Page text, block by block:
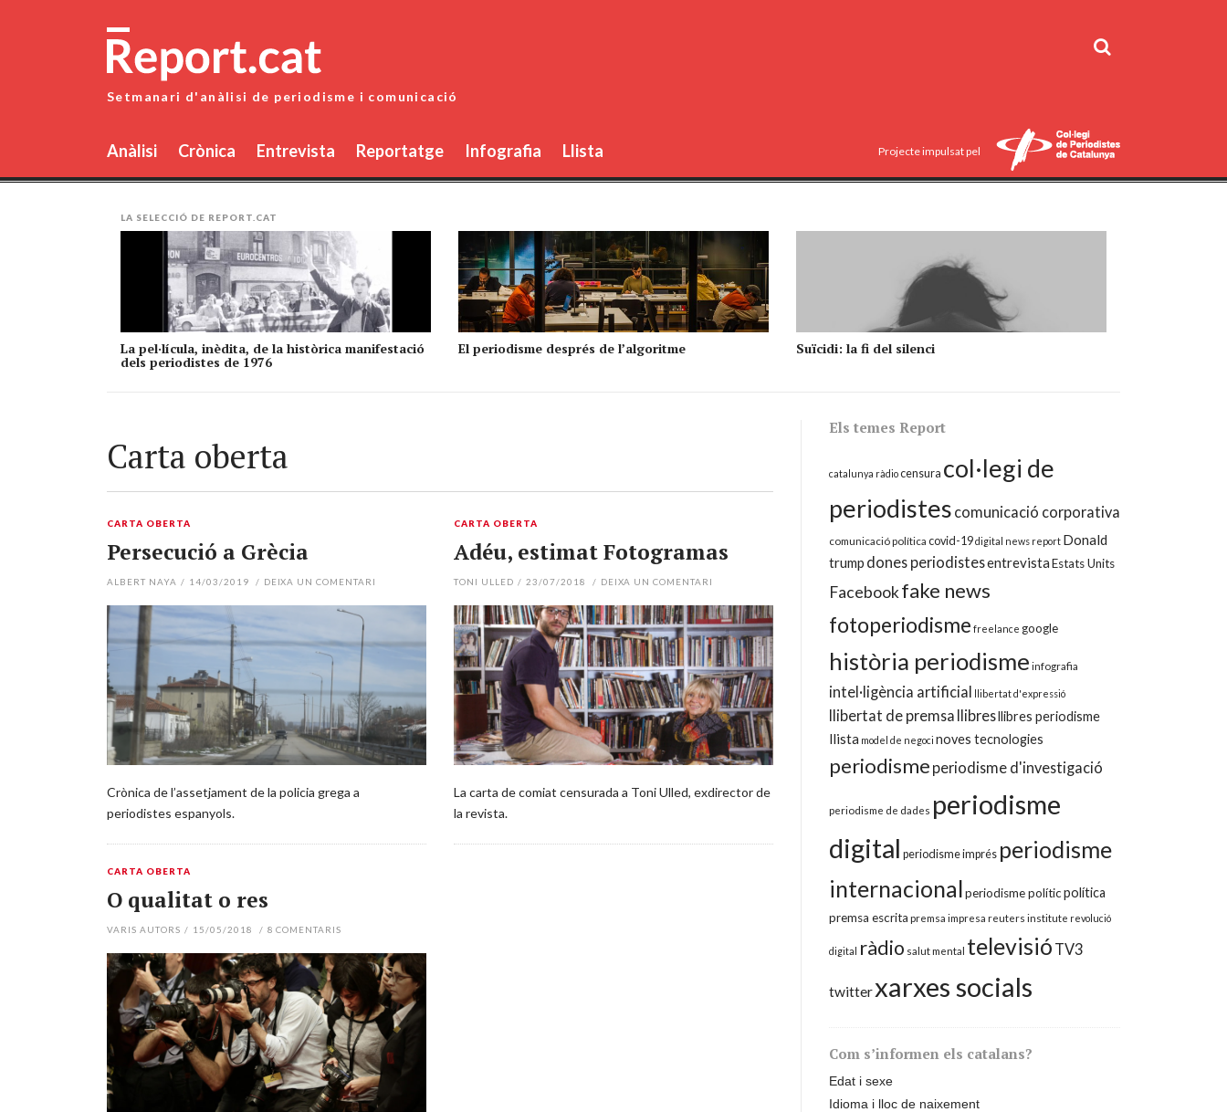
Setmanari d'anàlisi de periodisme i comunicació
Anàlisi Crònica Entrevista Reportatge Infografia Llista Projecte impulsat pel
LA SELECCIÓ DE REPORT.CAT
La pel·lícula, inèdita, de la històrica manifestació
dels periodistes de 1976
El periodisme després de l’algoritme Suïcidi: la fi del silenci
Carta oberta
CARTA OBERTA
Persecució a Grècia
ALBERT NAYA / 14/03/2019 / DEIXA UN COMENTARI
Crònica de l’assetjament de la policia grega a
periodistes espanyols.
CARTA OBERTA
Adéu, estimat Fotogramas
TONI ULLED / 23/07/2018 / DEIXA UN COMENTARI
La carta de comiat censurada a Toni Ulled, exdirector de
la revista.
CARTA OBERTA
O qualitat o res
VARIS AUTORS / 15/05/2018 / 8 COMENTARIS
Els temes Report
catalunya ràdiocensura col·legi de
periodistes comunicació corporativa
comunicació política covid-19digital news report Donald
trump dones periodistesentrevistaEstats Units
Facebookfake news
fotoperiodisme freelance google
història periodisme infografia
intel·ligència artificial llibertat d'expressió
llibertat de premsa llibresllibres periodisme
llista model de negoci noves tecnologies
periodisme periodisme d'investigació
periodisme de dades periodisme
digital periodisme imprés periodisme
internacionalperiodisme políticpolítica
premsa escrita premsa impresa reuters institute revolució
digital ràdio salut mental televisió TV3
twitterxarxes socials
Com s’informen els catalans?
Edat i sexe
Idioma i lloc de naixement